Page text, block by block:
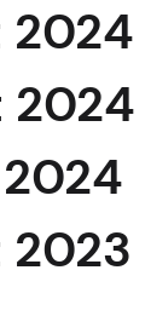
2024
2024
2023